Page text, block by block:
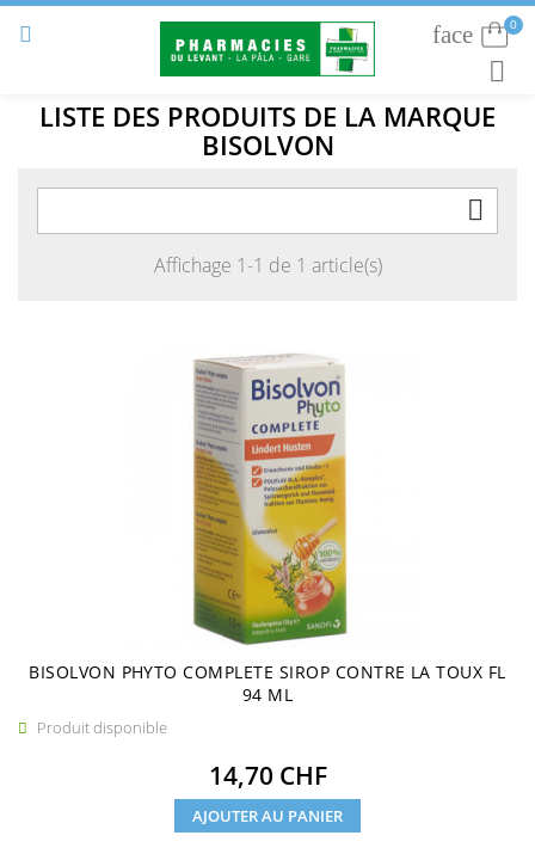
 0
faceConnexion

LISTE DES PRODUITS DE LA MARQUE
BISOLVON

Affichage 1-1 de 1 article(s)
BISOLVON PHYTO COMPLETE SIROP CONTRE LA TOUX FL
94 ML
 Produit disponible
Prix
14,70 CHF
AJOUTER AU PANIER